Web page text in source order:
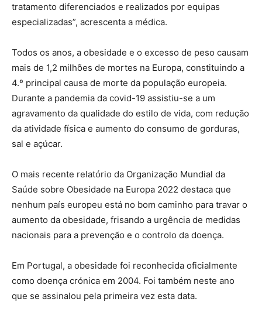
tratamento diferenciados e realizados por equipas
especializadas”, acrescenta a médica.
Todos os anos, a obesidade e o excesso de peso causam
mais de 1,2 milhões de mortes na Europa, constituindo a
4.º principal causa de morte da população europeia.
Durante a pandemia da covid-19 assistiu-se a um
agravamento da qualidade do estilo de vida, com redução
da atividade física e aumento do consumo de gorduras,
sal e açúcar.
O mais recente relatório da Organização Mundial da
Saúde sobre Obesidade na Europa 2022 destaca que
nenhum país europeu está no bom caminho para travar o
aumento da obesidade, frisando a urgência de medidas
nacionais para a prevenção e o controlo da doença.
Em Portugal, a obesidade foi reconhecida oficialmente
como doença crónica em 2004. Foi também neste ano
que se assinalou pela primeira vez esta data.